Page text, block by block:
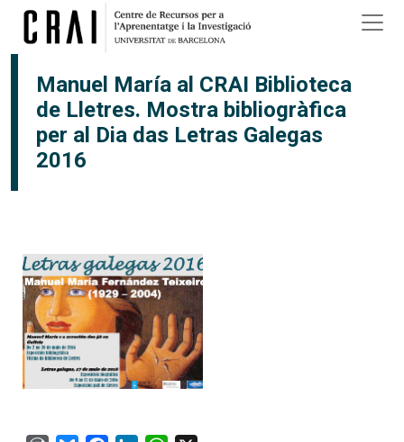
Vés al contingut
Manuel María al CRAI Biblioteca
de Lletres. Mostra bibliogràfica
per al Dia das Letras Galegas
2016